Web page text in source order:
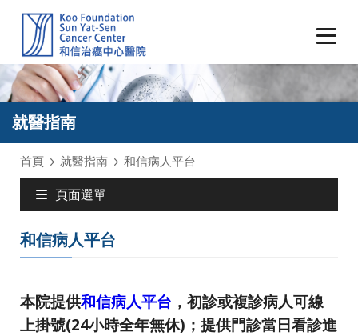
就醫指南
首頁 就醫指南 和信病人平台
頁面選單
和信病人平台
本院提供和信病人平台 ，初診或複診病人可線
上掛號(24小時全年無休)；提供門診當日看診進